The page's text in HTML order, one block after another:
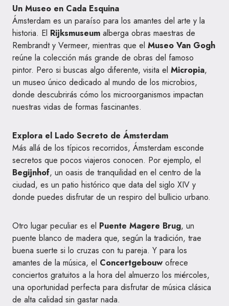
Un Museo en Cada Esquina
Ámsterdam es un paraíso para los amantes del arte y la
historia. El Rijksmuseum alberga obras maestras de
Rembrandt y Vermeer, mientras que el Museo Van Gogh
reúne la colección más grande de obras del famoso
pintor. Pero si buscas algo diferente, visita el Micropia,
un museo único dedicado al mundo de los microbios,
donde descubrirás cómo los microorganismos impactan
nuestras vidas de formas fascinantes.
Explora el Lado Secreto de Ámsterdam
Más allá de los típicos recorridos, Ámsterdam esconde
secretos que pocos viajeros conocen. Por ejemplo, el
Begijnhof, un oasis de tranquilidad en el centro de la
ciudad, es un patio histórico que data del siglo XIV y
donde puedes disfrutar de un respiro del bullicio urbano.
Otro lugar peculiar es el Puente Magere Brug, un
puente blanco de madera que, según la tradición, trae
buena suerte si lo cruzas con tu pareja. Y para los
amantes de la música, el Concertgebouw ofrece
conciertos gratuitos a la hora del almuerzo los miércoles,
una oportunidad perfecta para disfrutar de música clásica
de alta calidad sin gastar nada.